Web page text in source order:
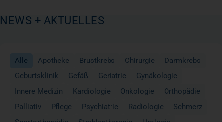
NEWS + AKTUELLES
Alle Apotheke Brustkrebs Chirurgie
Darmkrebs
Geburtsklinik
Gefäß Geriatrie
Gynäkologie
Innere Medizin
Kardiologie Onkologie
Orthopädie
Palliativ
Pflege Psychiatrie Radiologie
Schmerz